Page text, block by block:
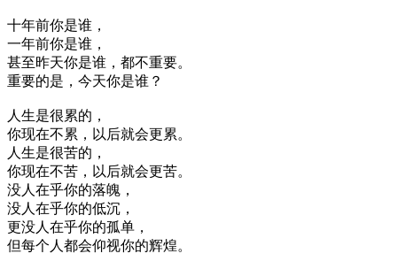
十年前你是谁，
一年前你是谁，
甚至昨天你是谁，都不重要。
重要的是，今天你是谁？
人生是很累的，
你现在不累，以后就会更累。
人生是很苦的，
你现在不苦，以后就会更苦。
没人在乎你的落魄，
没人在乎你的低沉，
更没人在乎你的孤单，
但每个人都会仰视你的辉煌。